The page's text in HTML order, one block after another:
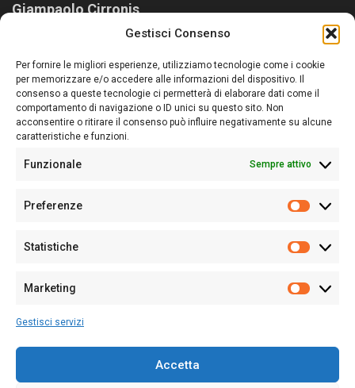
Gestisci Consenso
Per fornire le migliori esperienze, utilizziamo tecnologie come i cookie
per memorizzare e/o accedere alle informazioni del dispositivo. Il
consenso a queste tecnologie ci permetterà di elaborare dati come il
comportamento di navigazione o ID unici su questo sito. Non
acconsentire o ritirare il consenso può influire negativamente su alcune
caratteristiche e funzioni.
Funzionale Sempre attivo
Preferenze
Statistiche
Marketing
Gestisci servizi
Accetta
Giampaolo Cirronis
Sardegna Ieri-Oggi-Domani nasce per informare “liberamente” i
lettori su quanto accade in Sardegna, con un occhio rivolto al
nostro passato e, soprattutto, al nostro futuro
Follow Us
Sede:Via Cristoforo Colombo 09013 Carbonia
Partita IVA02270380922
128/2020 del 10/02/2020
Per la Pubblicità: